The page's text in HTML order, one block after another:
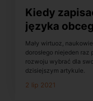
Kiedy
języka
Mały wirtuoz,
dorosłego niejeden
rozwoju wybrać dla
dzisiejszym artykule.
2 lip 2021